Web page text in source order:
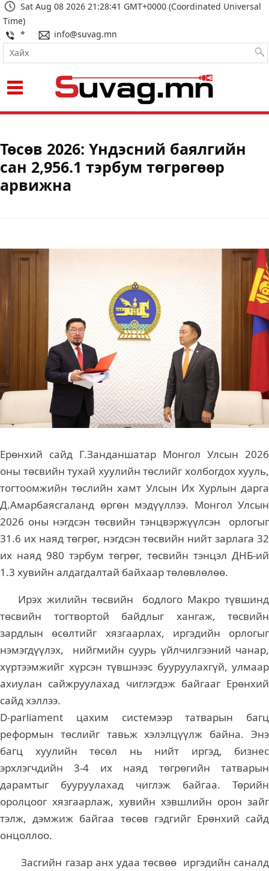
Sat Aug 08 2026 21:28:42 GMT+0000 (Coordinated Universal
Time)
*
info@suvag.mn
Төсөв 2026: Үндэсний баялгийн
сан 2,956.1 тэрбум төгрөгөөр
арвижна
Ерөнхий сайд Г.Занданшатар Монгол Улсын 2026
оны төсвийн тухай хуулийн төслийг холбогдох хууль,
тогтоомжийн төслийн хамт Улсын Их Хурлын дарга
Д.Амарбаясгаланд өргөн мэдүүллээ. Монгол Улсын
2026 оны нэгдсэн төсвийн тэнцвэржүүлсэн орлогыг
31.6 их наяд төгрөг, нэгдсэн төсвийн нийт зарлага 32
их наяд 980 тэрбум төгрөг, төсвийн тэнцэл ДНБ-ий
1.3 хувийн алдагдалтай байхаар төлөвлөлөө.
Ирэх жилийн төсвийн бодлого Макро түвшинд
төсвийн тогтвортой байдлыг хангаж, төсвийн
зардлын өсөлтийг хязгаарлах, иргэдийн орлогыг
нэмэгдүүлэх, нийгмийн суурь үйлчилгээний чанар,
хүртээмжийг хүрсэн түвшнээс бууруулахгүй, улмаар
ахиулан сайжруулахад чиглэгдэж байгааг Ерөнхий
сайд хэллээ.
D-parliament цахим системээр татварын багц
реформын төслийг тавьж хэлэлцүүлж байна. Энэ
багц хуулийн төсөл нь нийт иргэд, бизнес
эрхлэгчдийн 3-4 их наяд төгрөгийн татварын
дарамтыг бууруулахад чиглэж байгаа. Төрийн
оролцоог хязгаарлаж, хувийн хэвшлийн орон зайг
тэлж, дэмжиж байгаа төсөв гэдгийг Ерөнхий сайд
онцоллоо.
Засгийн газар анх удаа төсвөө иргэдийн саналд